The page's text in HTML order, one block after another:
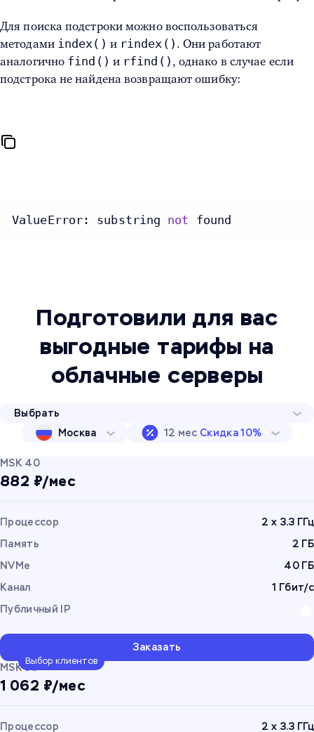
Для поиска подстроки можно воспользоваться
методами index() и rindex() . Они работают
аналогично find() и rfind() , однако в случае если
подстрока не найдена возвращают ошибку:
ValueError: substring not found
Подготовили для вас
выгодные тарифы на
облачные серверы
Выбрать
Москва
12 мес Скидка 10%
MSK 40
882 ₽/мес
Процессор
2 x 3.3 ГГц
Память
2 ГБ
NVMe
40 ГБ
Канал
1 Гбит/с
Публичный IP
Заказать
Выбор клиентов
MSK 50
1 062 ₽/мес
Процессор
2 x 3.3 ГГц